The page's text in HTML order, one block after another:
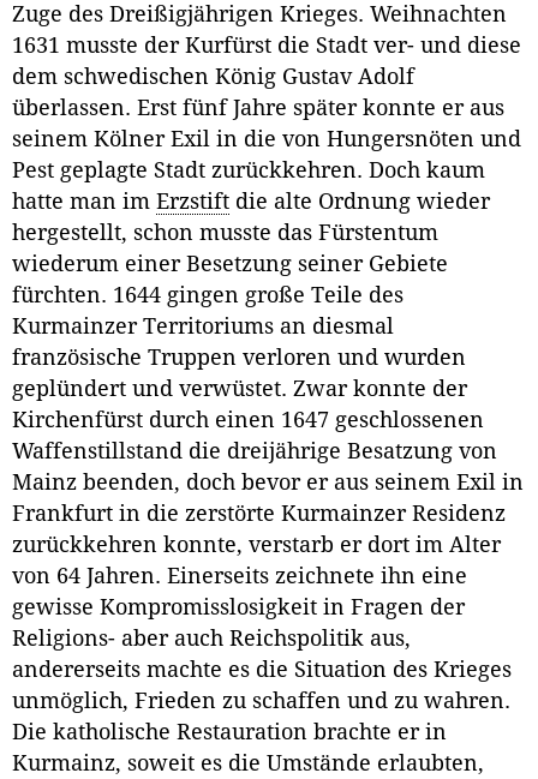
Zuge des Dreißigjährigen Krieges. Weihnachten
1631 musste der Kurfürst die Stadt ver- und diese
dem schwedischen König Gustav Adolf
überlassen. Erst fünf Jahre später konnte er aus
seinem Kölner Exil in die von Hungersnöten und
Pest geplagte Stadt zurückkehren. Doch kaum
hatte man im Erzstift die alte Ordnung wieder
hergestellt, schon musste das Fürstentum
wiederum einer Besetzung seiner Gebiete
fürchten. 1644 gingen große Teile des
Kurmainzer Territoriums an diesmal
französische Truppen verloren und wurden
geplündert und verwüstet. Zwar konnte der
Kirchenfürst durch einen 1647 geschlossenen
Waffenstillstand die dreijährige Besatzung von
Mainz beenden, doch bevor er aus seinem Exil in
Frankfurt in die zerstörte Kurmainzer Residenz
zurückkehren konnte, verstarb er dort im Alter
von 64 Jahren. Einerseits zeichnete ihn eine
gewisse Kompromisslosigkeit in Fragen der
Religions- aber auch Reichspolitik aus,
andererseits machte es die Situation des Krieges
unmöglich, Frieden zu schaffen und zu wahren.
Die katholische Restauration brachte er in
Kurmainz, soweit es die Umstände erlaubten,